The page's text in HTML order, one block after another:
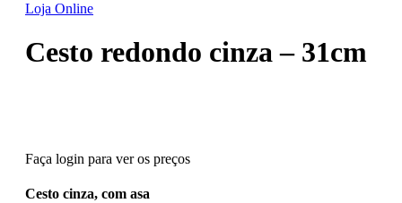
Loja Online
Cesto redondo cinza – 31cm
Faça login para ver os preços
Cesto cinza, com asa